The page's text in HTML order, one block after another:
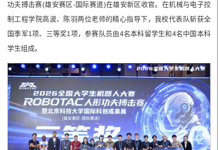
功夫搏击赛(雄安赛区-国际赛道)在雄安新区收官。在机械与电子控
制工程学院高波、陈羽两位老师的精心指导下，我校代表队斩获全
国季军1项、三等奖1项，参赛队员由4名本科留学生和4名中国本科
学生组成。